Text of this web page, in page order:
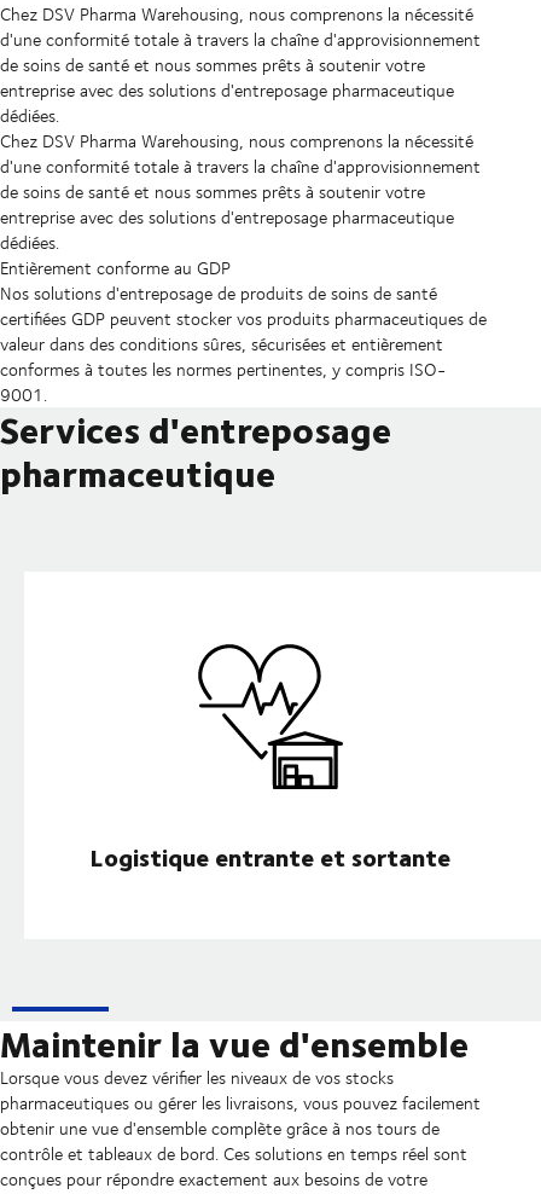
Chez DSV Pharma Warehousing, nous comprenons la nécessité
d'une conformité totale à travers la chaîne d'approvisionnement
de soins de santé et nous sommes prêts à soutenir votre
entreprise avec des solutions d'entreposage pharmaceutique
dédiées.
Chez DSV Pharma Warehousing, nous comprenons la nécessité
d'une conformité totale à travers la chaîne d'approvisionnement
de soins de santé et nous sommes prêts à soutenir votre
entreprise avec des solutions d'entreposage pharmaceutique
dédiées.
Entièrement conforme au GDP
Nos solutions d'entreposage de produits de soins de santé
certifiées GDP peuvent stocker vos produits pharmaceutiques de
valeur dans des conditions sûres, sécurisées et entièrement
conformes à toutes les normes pertinentes, y compris ISO-
9001.
Services d'entreposage
pharmaceutique
Logistique entrante et sortante
Maintenir la vue d'ensemble
Lorsque vous devez vérifier les niveaux de vos stocks
pharmaceutiques ou gérer les livraisons, vous pouvez facilement
obtenir une vue d'ensemble complète grâce à nos tours de
contrôle et tableaux de bord. Ces solutions en temps réel sont
conçues pour répondre exactement aux besoins de votre